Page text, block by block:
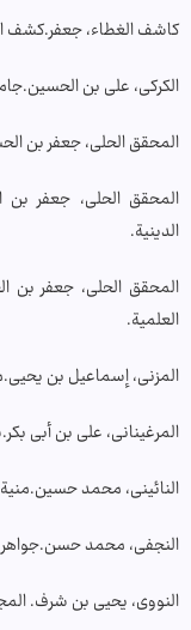
کاشف الغطاء، جعفر.کشف
الکرکی، علی بن
المحقق الحلی، جعفر بن
المحقق الحلی، جعفر
الدینیة.
المحقق الحلی، جعفر بن
العلمیة.
المزنی، إسماعیل بن
المرغینانی، علی بن أبی
النائینی، محمد
النجفی، محمد حسن.جواهر
النووی، یحیی بن شرف.